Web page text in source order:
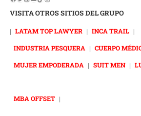
VISITA OTROS SITIOS DEL GRUPO
| LATAM TOP LAWYER | INCA TRAIL |
INDUSTRIA PESQUERA | CUERPO
MUJER EMPODERADA | SUIT MEN |
MBA OFFSET |